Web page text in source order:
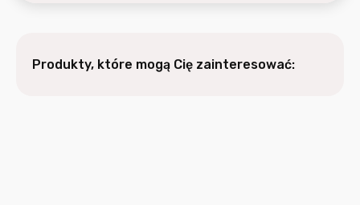
Produkty, które mogą Cię zainteresować: